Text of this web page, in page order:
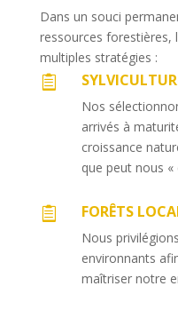
Dans un souci
ressources forestières,
multiples stratégies :

Nos
arrivés à
croissance
que peut nous
 FORÊTS
Nous
environnants
maîtriser notre